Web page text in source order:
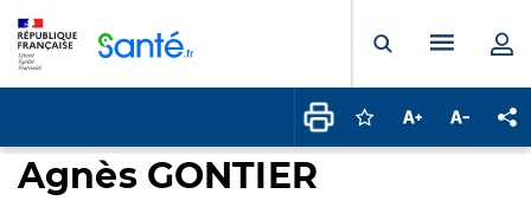
Ouvrir laMenu
Connectez-vous
Augmenter la
Agnès GONTIER